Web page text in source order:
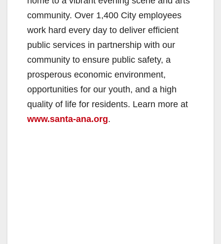
community. Over 1,400 City employees
work hard every day to deliver efficient
public services in partnership with our
community to ensure public safety, a
prosperous economic environment,
opportunities for our youth, and a high
quality of life for residents. Learn more at
www.santa-ana.org.